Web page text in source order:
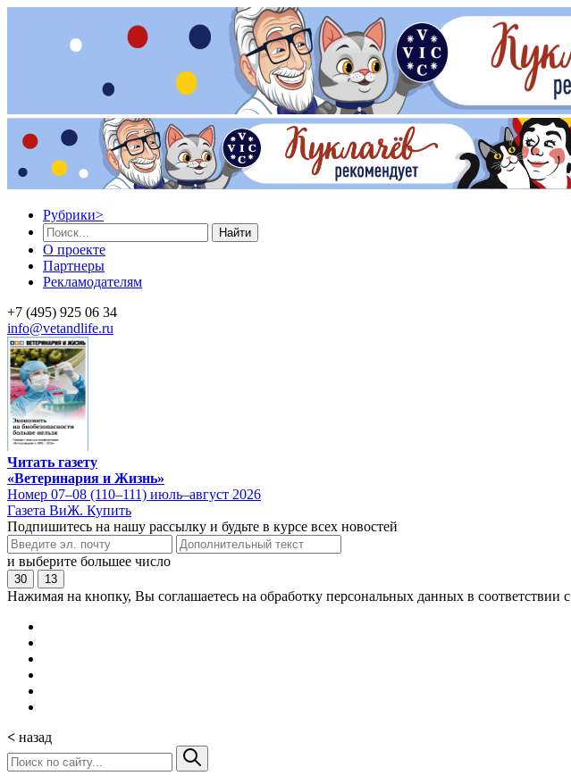
Рубрики>
Найти
О проекте
Партнеры
Рекламодателям
+7 (495) 925 06 34
info@vetandlife.ru
Читать газету
«Ветеринария и Жизнь»
Номер 07–08 (110–111) июль–август 2026
Газета ВиЖ. Купить
Подпишитесь на нашу рассылку и будьте в курсе всех новостей
и выберите большее число
30 13
Нажимая на кнопку, Вы соглашаетесь на обработку персональных данных в соответствии с
< назад